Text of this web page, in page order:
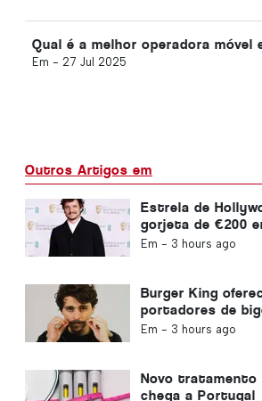
Qual é a melhor operadora móvel
Em - 27 Jul 2025
Outros Artigos em
Estrela de
gorjeta de €200
em Portugal
Em - 3 hours ago
Burger King
portadores de
Portugal
Em - 3 hours ago
Novo tratamento
chega a Portugal